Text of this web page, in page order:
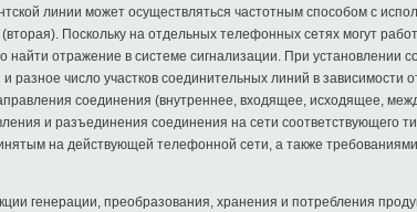
линии может осуществляться частотным способом с
Поскольку на отдельных телефонных сетях могут
найти отражение в системе сигнализации. При установлении
число участков соединительных линий в зависимости
соединения (внутреннее, входящее, исходящее,
и разъединения соединения на сети соответствующего
на действующей телефонной сети, а также
генерации, преобразования, хранения и потребления